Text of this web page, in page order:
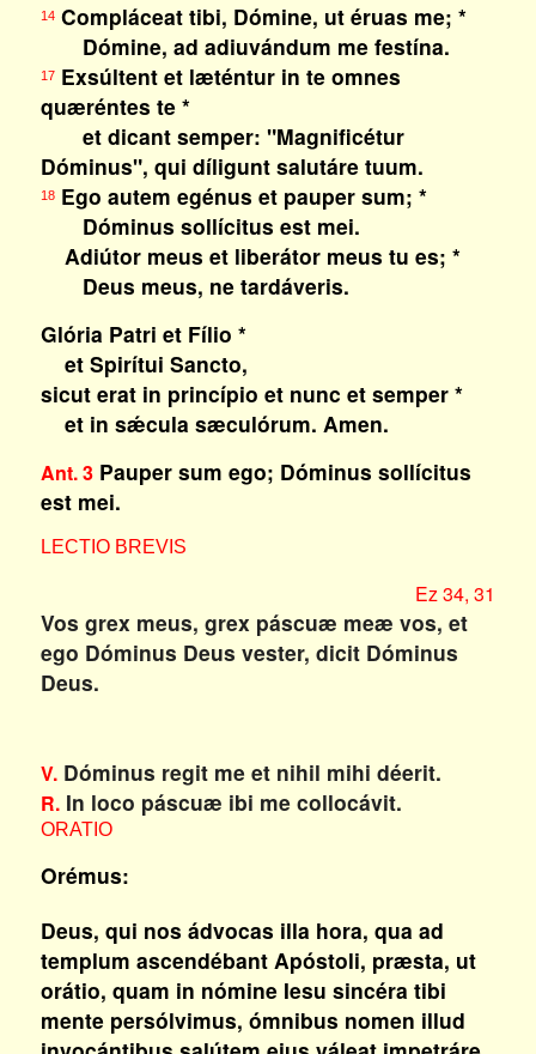
14Compláceat tibi, Dómine, ut éruas me; *
Dómine, ad adiuvándum me festína.
17Exsúltent et læténtur in te omnes
quæréntes te *
et dicant semper: "Magnificétur
Dóminus", qui díligunt salutáre tuum.
18Ego autem egénus et pauper sum; *
Dóminus sollícitus est mei.
Adiútor meus et liberátor meus tu es; *
Deus meus, ne tardáveris.
Glória Patri et Fílio *
et Spirítui Sancto,
sicut erat in princípio et nunc et semper *
et in sǽcula sæculórum. Amen.
Ant. 3Pauper sum ego; Dóminus sollícitus
est mei.
LECTIO BREVIS
Ez 34, 31
Vos grex meus, grex páscuæ meæ vos, et
ego Dóminus Deus vester, dicit Dóminus
Deus.
V.Dóminus regit me et nihil mihi déerit.
R.In loco páscuæ ibi me collocávit.
ORATIO
Orémus:
Deus, qui nos ádvocas illa hora, qua ad
templum ascendébant Apóstoli, præsta, ut
orátio, quam in nómine Iesu sincéra tibi
mente persólvimus, ómnibus nomen illud